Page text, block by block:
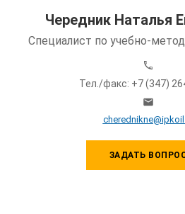
Чередник Наталья
Специалист по учебно-
Тел./факс: +7 (347)
ЗАДАТЬ